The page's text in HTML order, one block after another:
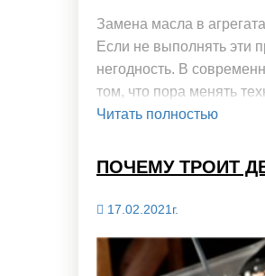
Замена масла в
Если не выполнять эти
негодность. В
том, что пора менять
Читать полностью
ПОЧЕМУ ТРОИТ
17.02.2021г.